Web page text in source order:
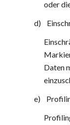
oder
d)
Daten
e)